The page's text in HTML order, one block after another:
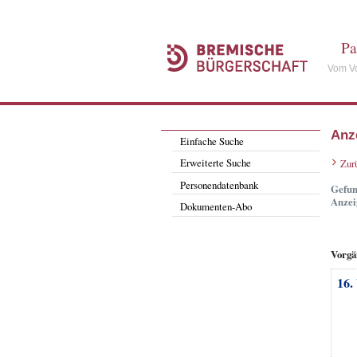
Vom
Einfache Suche
Erweiterte Suche
Personendatenbank
Dokumenten-Abo